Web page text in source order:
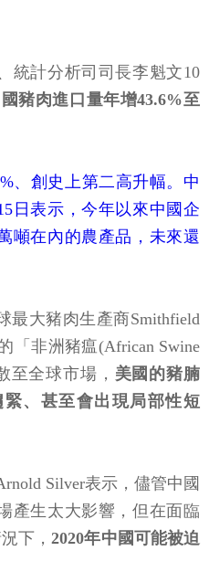
統計分析司司長李魁文10
豬肉進口量年增43.6%至
、創史上第二高升幅。中
日表示，今年以來中國企
噸在內的農產品，未來還
最大豬肉生產商Smithfield
「非洲豬瘟(African Swine
至全球市場， 美國的豬腩
、甚至會出現局部性短
Silver表示，儘管中國
產生太大影響，但在面臨
下，2020年中國可能被迫